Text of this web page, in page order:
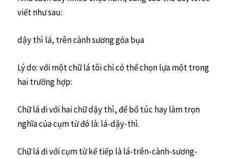
viết như sau:
dậy thì lá, trên cành sương góa bụa
Lý do: với một chữ lá tôi chỉ có thể chọn lựa một trong
hai trường hợp:
Chữ lá đi với hai chữ dậy thì, để bổ túc hay làm trọn
nghĩa của cụm từ đó là: lá-dậy-thì.
Chữ lá đi với cụm từ kế tiếp là lá-trên-cành-sương-